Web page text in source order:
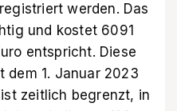
werden. Das
und kostet 6091
entspricht. Diese
dem 1. Januar 2023
zeitlich begrenzt, in